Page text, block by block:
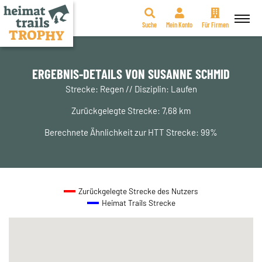
Zum
Suche Mein Konto Für Firmen
ERGEBNIS-DETAILS VON SUSANNE SCHMID
Strecke: Regen // Disziplin: Laufen
Zurückgelegte Strecke: 7,68 km
Berechnete Ähnlichkeit zur HTT Strecke: 99%
Zurückgelegte Strecke des Nutzers
Heimat Trails Strecke